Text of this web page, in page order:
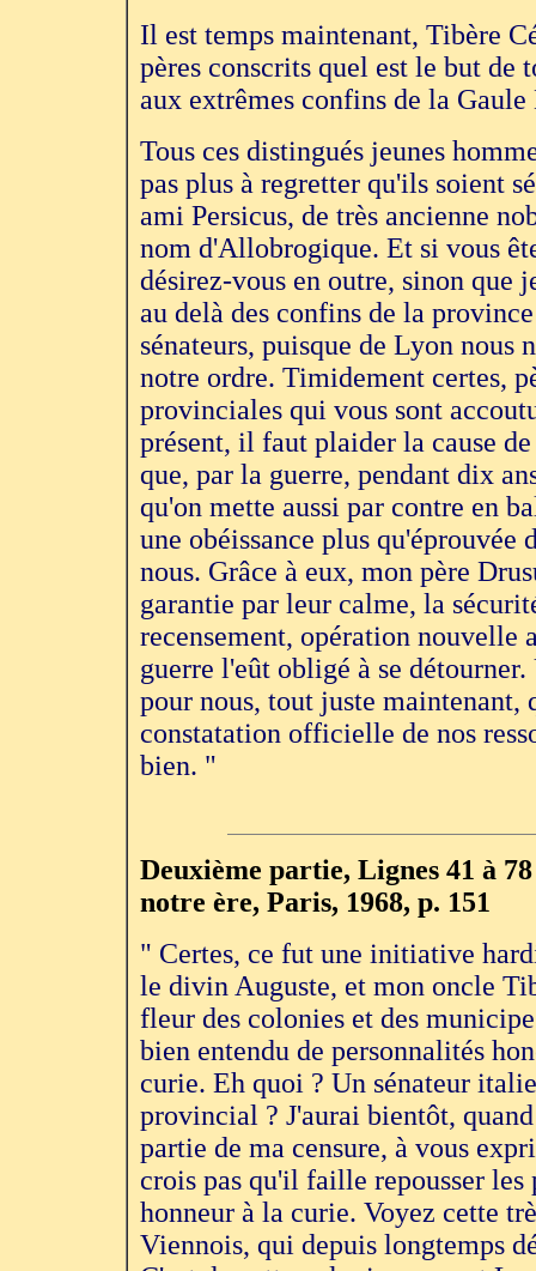
Il est temps maintenant, Tibère
pères conscrits quel est le but de
aux extrêmes confins de la Gaule
Tous ces distingués jeunes
pas plus à regretter qu'ils soient
ami Persicus, de très ancienne
nom d'Allobrogique. Et si vous
désirez-vous en outre, sinon que
au delà des confins de la
sénateurs, puisque de Lyon nous
notre ordre. Timidement certes,
provinciales qui vous sont
présent, il faut plaider la cause
que, par la guerre, pendant dix
qu'on mette aussi par contre en
une obéissance plus
nous. Grâce à eux, mon père
garantie par leur calme, la
recensement, opération nouvelle
guerre l'eût obligé à se
pour nous, tout juste maintenant,
constatation officielle de nos
bien. "
Deuxième partie, Lignes 41 à
notre ère, Paris, 1968, p. 151
" Certes, ce fut une initiative
le divin Auguste, et mon oncle
fleur des colonies et des
bien entendu de personnalités
curie. Eh quoi ? Un sénateur
provincial ? J'aurai bientôt,
partie de ma censure, à vous
crois pas qu'il faille repousser
honneur à la curie. Voyez cette
Viennois, qui depuis longtemps